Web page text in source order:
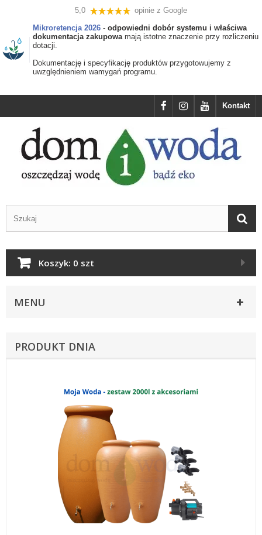
5,0
opinie z Google
Mikroretencja 2026 - odpowiedni dobór systemu i właściwa
dokumentacja zakupowamają istotne znaczenie przy rozliczeniu
dotacji.
Dokumentację i specyfikację produktów przygotowujemy z
uwzględnieniem wamygań programu.
Kontakt
Koszyk: 0 szt
MENU
PRODUKT DNIA